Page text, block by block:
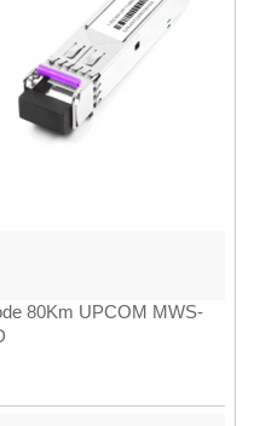
80Km UPCOM MWS-